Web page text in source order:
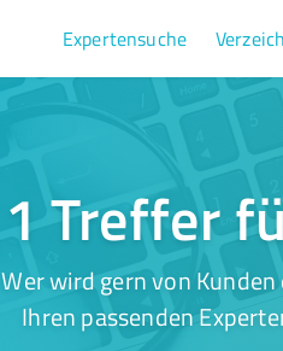
Expertensuche
1 Treffer
Wer wird gern von
Ihren passenden